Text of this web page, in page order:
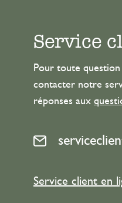
Service
Pour toute
contacter notre
réponses aux
Service client en